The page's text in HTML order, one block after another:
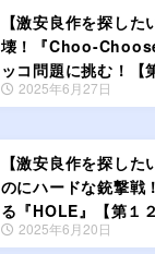
【激安良作を探し
壊！『Choo-
ッコ問題に挑む！【
2025年6月27日
【激安良作を探し
のにハードな銃撃戦
る『HOLE』【第１
2025年6月20日